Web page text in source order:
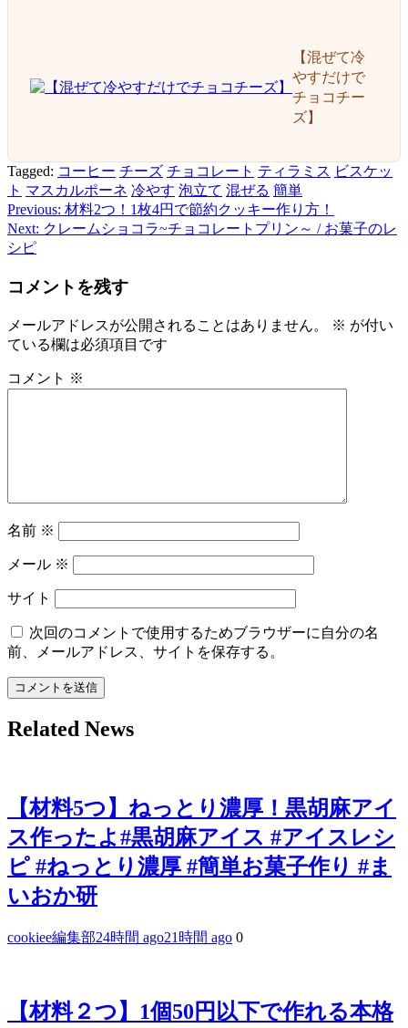
【混ぜて冷
やすだけで
チョコチー
ズ】
Tagged: コーヒー チーズ チョコレート ティラミス ビスケッ
ト マスカルポーネ 冷やす 泡立て 混ぜる 簡単
投
稿
ビ
ゲ
シ
Previous: 材料2つ！1枚4円で節約クッキー作り方！
Next: クレームショコラ~チョコレートプリン～ / お菓子のレ
シピ
コメントを残す
メールアドレスが公開されることはありません。 ※ が付い
ている欄は必須項目です
コメント ※
名前 ※
メール ※
サイト
次回のコメントで使用するためブラウザーに自分の名
前、メールアドレス、サイトを保存する。
Related News
【材料5つ】ねっとり濃厚！黒胡麻アイ
ス作ったよ#黒胡麻アイス #アイスレシ
ピ #ねっとり濃厚 #簡単お菓子作り #ま
いおか研
cookiee編集部24時間 ago21時間 ago 0
【材料２つ】1個50円以下で作れる本格